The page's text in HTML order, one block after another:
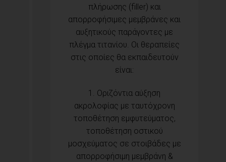
πλήρωσης (filler) και
απορροφήσιμες μεμβράνες και
αυξητικούς παράγοντες με
πλέγμα τιτανίου. Οι θεραπείες
στις οποίες θα εκπαιδευτούν
είναι:
1. Οριζόντια αύξηση
ακρολοφίας με ταυτόχρονη
τοποθέτηση εμφυτεύματος,
τοποθέτηση οστικού
μοσχεύματος σε στοιβάδες με
απορροφήσιμη μεμβράνη &